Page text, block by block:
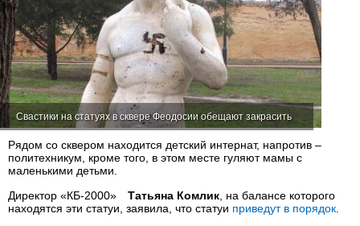
Свастики на статуях в сквере Феодосии обещают закрасить
Рядом со сквером находится детский интернат, напротив –
политехникум, кроме того, в этом месте гуляют мамы с
маленькими детьми.
Директор «КБ-2000»
Татьяна Комлик , на балансе которого
находятся эти статуи, заявила, что статуи приведут в порядок